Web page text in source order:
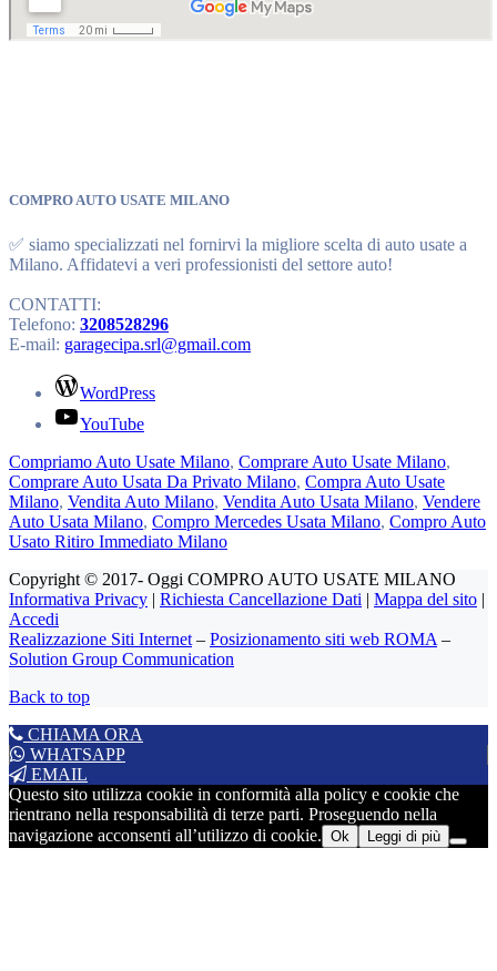
COMPRO AUTO USATE MILANO
✅ siamo specializzati nel fornirvi la migliore scelta di auto usate a
Milano. Affidatevi a veri professionisti del settore auto!
CONTATTI:
Telefono: 3208528296
E-mail: garagecipa.srl@gmail.com
WordPress
YouTube
Compriamo Auto Usate Milano, Comprare Auto Usate Milano,
Comprare Auto Usata Da Privato Milano, Compra Auto Usate
Milano, Vendita Auto Milano, Vendita Auto Usata Milano, Vendere
Auto Usata Milano, Compro Mercedes Usata Milano, Compro Auto
Usato Ritiro Immediato Milano
Copyright © 2017- Oggi COMPRO AUTO USATE MILANO
Informativa Privacy | Richiesta Cancellazione Dati | Mappa del sito |
Accedi
Realizzazione Siti Internet – Posizionamento siti web ROMA –
Solution Group Communication
Back to top
CHIAMA ORA
WHATSAPP
EMAIL
Questo sito utilizza cookie in conformità alla policy e cookie che
rientrano nella responsabilità di terze parti. Proseguendo nella
navigazione acconsenti all’utilizzo di cookie. Ok Leggi di più